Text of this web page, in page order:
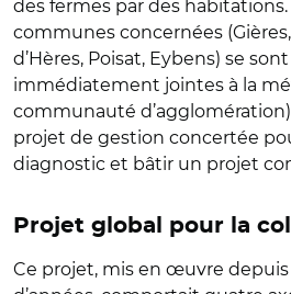
des fermes par des
communes concernées
d’Hères, Poisat, Eybens) se
immédiatement jointes à la
communauté d’agglomération)
projet de gestion concertée
diagnostic et bâtir un projet
Projet global pour la
Ce projet, mis en œuvre depuis